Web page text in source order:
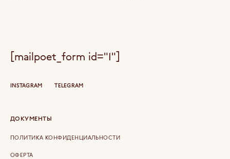
ДОКУМЕНТЫ
ПОЛИТИКА КОНФИДЕНЦИАЛЬНОСТИ
ОФЕРТА
INSTAGRAM TELEGRAM
[mailpoet_form id="1"]